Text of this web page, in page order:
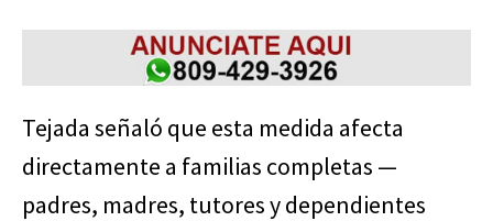
Tejada señaló que esta medida afecta
directamente a familias completas —
padres, madres, tutores y dependientes